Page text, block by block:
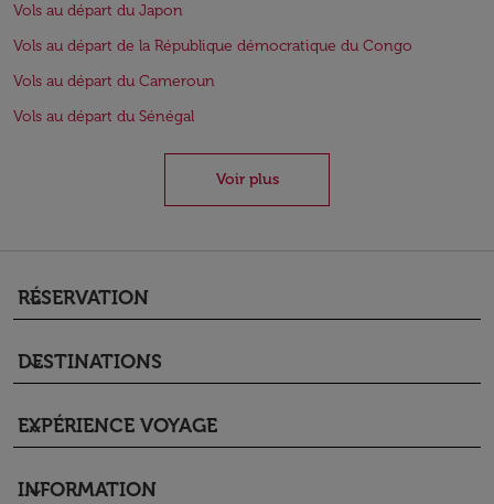
Vols au départ du Japon
Vols au départ de la République démocratique du Congo
Vols au départ du Cameroun
Vols au départ du Sénégal
Voir plus
RÉSERVATION
keyboard_arrow_down
DESTINATIONS
keyboard_arrow_down
EXPÉRIENCE VOYAGE
keyboard_arrow_down
INFORMATION
keyboard_arrow_down